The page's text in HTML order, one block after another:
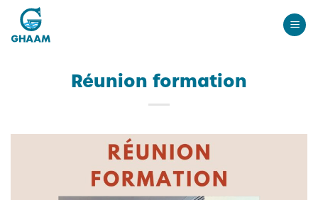
Passer
contenu
Réunion formation